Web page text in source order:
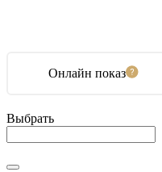
Онлайн показ
Выбрать